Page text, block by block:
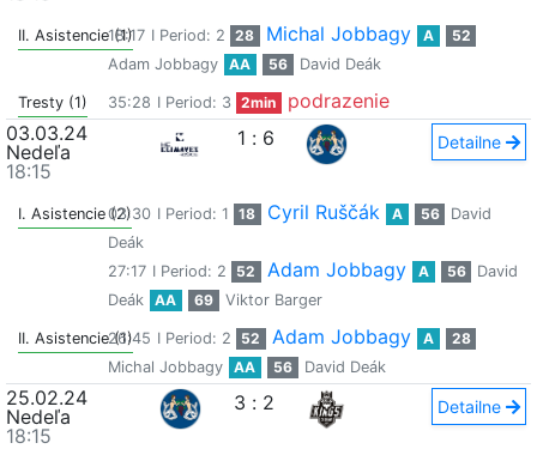
II. Asistencie (1)
18:17 I Period: 2 28 Michal Jobbagy A
52
Adam Jobbagy
AA 56 David Deák
Tresty (1) 35:28 I Period: 3 2min
podrazenie
03.03.24
Nedeľa
18:15
1 : 6 Detailne
I. Asistencie (2)03:30 I Period: 1 18 Cyril Ruščák A 56
David
Deák
27:17 I Period: 2 52 Adam Jobbagy A 56
David
Deák
AA 69 Viktor Barger
II. Asistencie (1)
26:45 I Period: 2 52 Adam Jobbagy A
28
Michal Jobbagy
AA 56 David Deák
25.02.24
Nedeľa
18:15
3 : 2 Detailne